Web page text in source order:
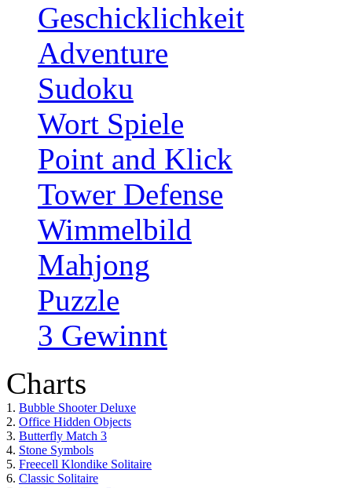
Geschicklichkeit
Adventure
Sudoku
Wort Spiele
Point and Klick
Tower Defense
Wimmelbild
Mahjong
Puzzle
3 Gewinnt
Charts
1. Bubble Shooter Deluxe
2. Office Hidden Objects
3. Butterfly Match 3
4. Stone Symbols
5. Freecell Klondike Solitaire
6. Classic Solitaire